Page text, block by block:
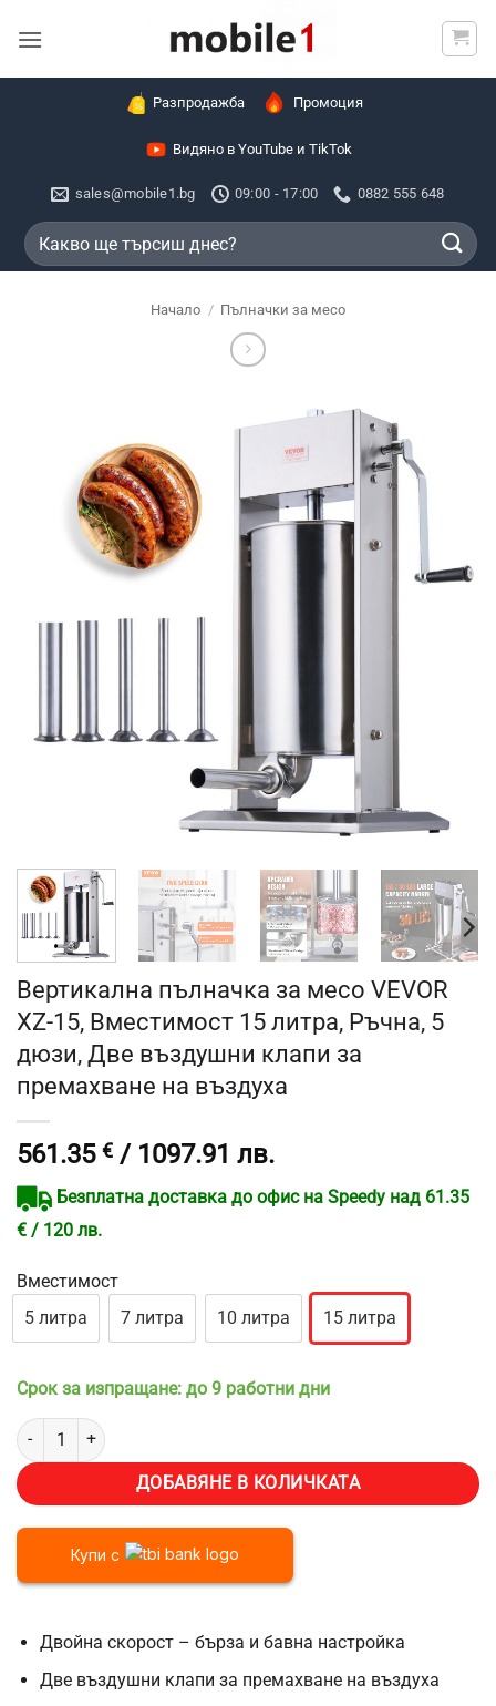
Разпродажба Промоция
Видяно в YouTube и TikTok
sales@mobile1.bg 09:00 - 17:00 0882 555 648
Търсене
за:
Начало / Пълначки за месо
Вертикална пълначка за месо VEVOR
XZ-15, Вместимост 15 литра, Ръчна, 5
дюзи, Две въздушни клапи за
премахване на въздуха
561.35 € / 1097.91 лв.
Безплатна доставка до офис на Speedy над 61.35
€ / 120 лв.
Вместимост
5 литра
7 литра 10 литра 15 литра
Срок за изпращане: до 9 работни дни
количество за Вертикална пълначка за месо VEVOR XZ-15,
ДОБАВЯНЕ В КОЛИЧКАТА
Купи с
Двойна скорост – бърза и бавна настройка
Две въздушни клапи за премахване на въздуха